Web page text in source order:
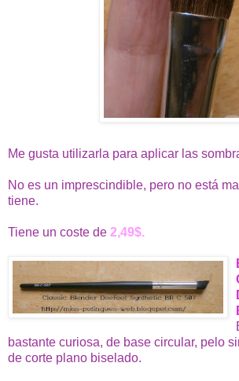
Me gusta utilizarla para aplicar las
No es un imprescindible, pero no está
tiene.
Tiene un coste de 2,49$.
bastante curiosa, de base circular, pelo
de corte plano biselado.